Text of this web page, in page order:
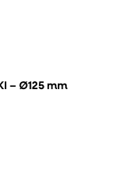
– Ø125 mm